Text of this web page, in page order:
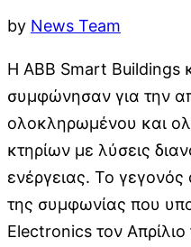
by News Team
Η ABB Smart Buildings
συμφώνησαν για την
ολοκληρωμένου και
κτηρίων με λύσεις
ενέργειας. Το γεγονός
της συμφωνίας που
Electronics τον